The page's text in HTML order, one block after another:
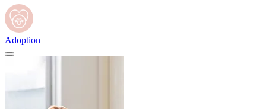
Adoption